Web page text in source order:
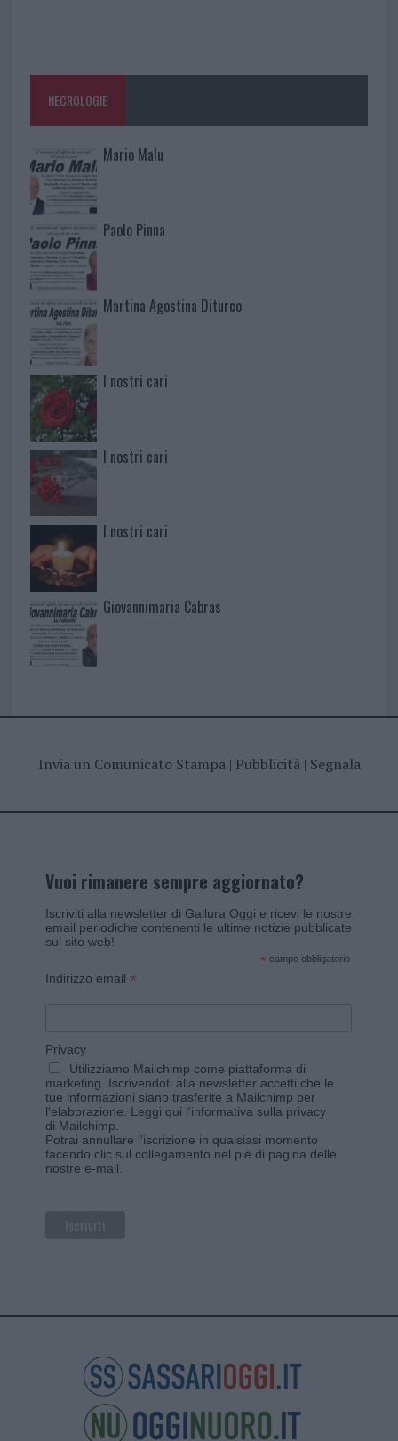
NECROLOGIE
Mario Malu
Paolo Pinna
Martina Agostina Diturco
I nostri cari
I nostri cari
I nostri cari
Giovannimaria Cabras
Invia un Comunicato Stampa| Pubblicità| Segnala
Vuoi rimanere sempre aggiornato?
Iscriviti alla newsletter di Gallura Oggi e ricevi le nostre
email periodiche contenenti le ultime notizie pubblicate
sul sito web!
* campo obbligatorio
Indirizzo email *
Privacy
Utilizziamo Mailchimp come piattaforma di
marketing. Iscrivendoti alla newsletter accetti che le
tue informazioni siano trasferite a Mailchimp per
l'elaborazione. Leggi qui l'informativa sulla privacy
di Mailchimp
Potrai annullare l'iscrizione in qualsiasi momento
facendo clic sul collegamento nel piè di pagina delle
nostre e-mail.